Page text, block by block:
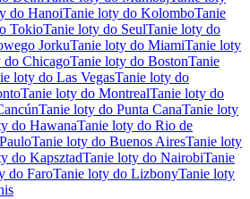
do HanoiTanie loty do KolomboTanie
TokioTanie loty do SeulTanie loty do
JorkuTanie loty do MiamiTanie loty
do ChicagoTanie loty do BostonTanie
loty do Las VegasTanie loty do
Tanie loty do MontrealTanie loty do
Tanie loty do Punta CanaTanie loty
do HawanaTanie loty do Rio de
Tanie loty do Buenos AiresTanie loty
do KapsztadTanie loty do NairobiTanie
do FaroTanie loty do LizbonyTanie loty